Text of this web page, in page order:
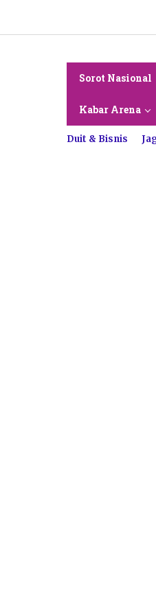
konten
Sorot Nasional
Kabar Arena
Duit & Bisnis